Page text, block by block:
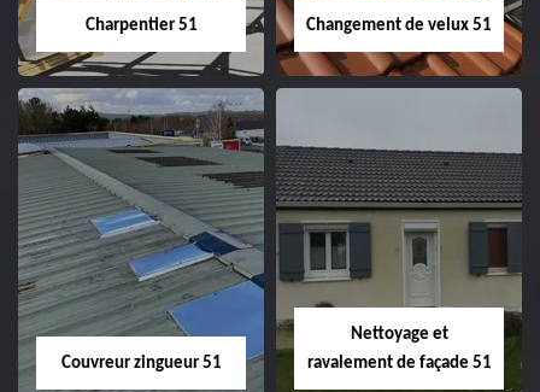
Charpentier 51
Charpentier 51
Changement de velux 51
Changement de
velux 51
Couvreur zingueur 51
Nettoyage et
ravalement de façade 51